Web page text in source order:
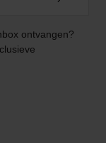
ontvangen?